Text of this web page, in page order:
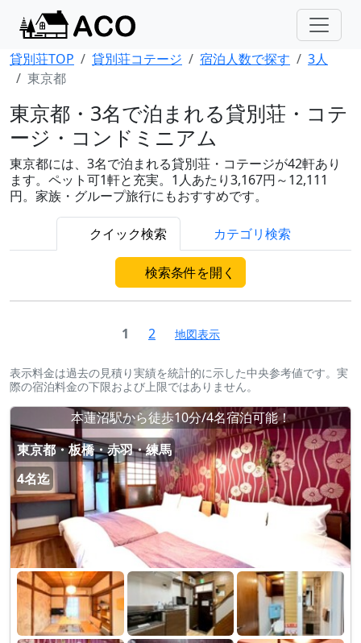
貸別荘TOP 貸別荘コテージ 宿泊人数で探す
3人
東京都
東京都・3名で泊まれる貸別荘・コテ
ージ・コンドミニアム
東京都には、3名で泊まれる貸別荘・コテージが42軒あり
ます。ペット可1軒と充実。1人あたり3,167円～12,111
円。家族・グループ旅行にもおすすめです。
クイック検索 カテゴリ検索
検索条件を開く
1 2 地図表示
表示料金は過去の見積り実績を統計的に示した中央参考値です。実
際の宿泊料金の下限および上限ではありません。
本蓮沼駅から徒歩10分/4名宿泊可能！
東京都・板橋・赤羽・練馬
4名迄